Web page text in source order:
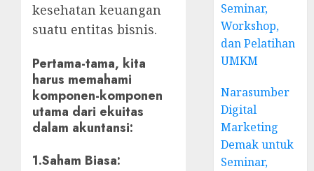
kesehatan keuangan
suatu entitas bisnis.
Pertama-tama, kita
harus memahami
komponen-komponen
utama dari ekuitas
dalam akuntansi:
1.Saham Biasa:
Seminar,
Workshop,
dan Pelatihan
UMKM
Narasumber
Digital
Marketing
Demak untuk
Seminar,